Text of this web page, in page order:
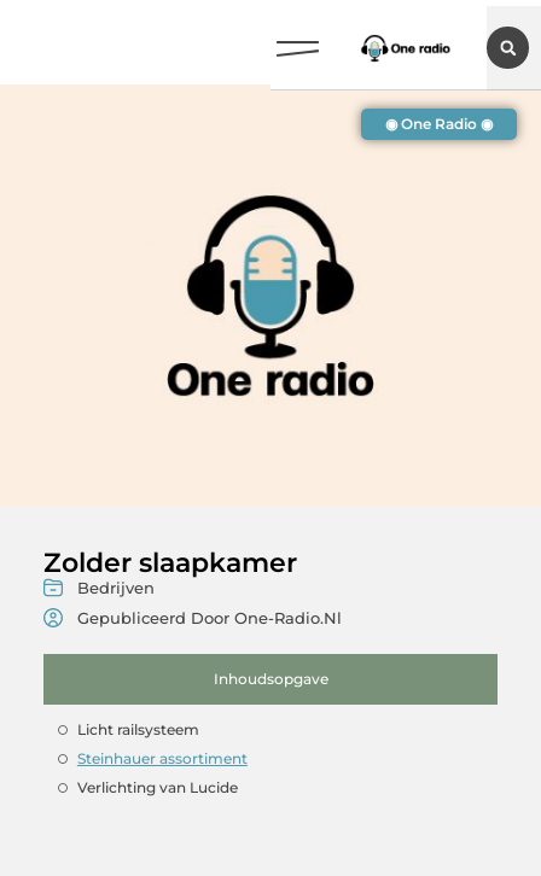
Zolder slaapkamer
Bedrijven
Gepubliceerd Door One-Radio.nl
Inhoudsopgave
Licht railsysteem
Steinhauer assortiment
Verlichting van Lucide
◉ One Radio ◉